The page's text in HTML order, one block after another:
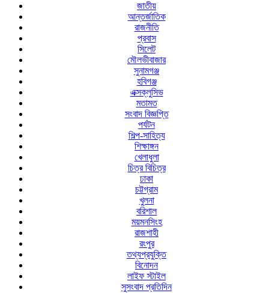
জাতীয়
আন্তর্জাতিক
রাজনীতি
প্রবাস
সিলেট
মৌলভীবাজার
সুনামগঞ্জ
হবিগঞ্জ
এক্সক্লুসিভ
মতামত
সংবাদ বিজ্ঞপ্তি
পর্যটন
শিল্প-সাহিত্য
শিক্ষাঙ্গন
খেলাধুলা
চিত্র বিচিত্র
ঢাকা
চট্টগ্রাম
খুলনা
বরিশাল
ময়মনসিংহ
রাজশাহী
রংপুর
তথ্যপ্রযুক্তি
বিনোদন
লাইফ স্টাইল
সুসংবাদ প্রতিদিন